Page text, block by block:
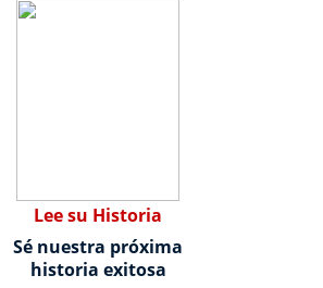
Lee su Historia
Sé nuestra próxima
historia exitosa